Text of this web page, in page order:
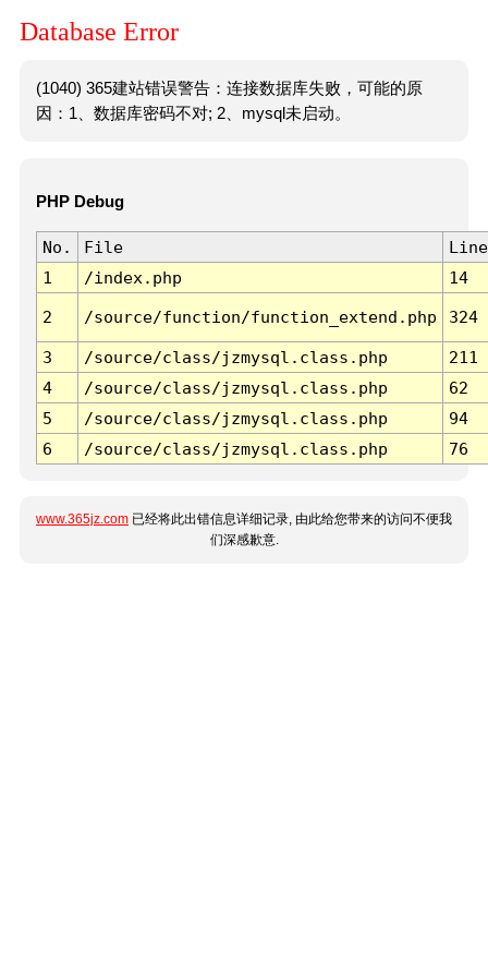
Database Error
(1040) 365建站错误警告：连接数据库失败，可能的原
因：1、数据库密码不对; 2、mysql未启动。
PHP Debug
No. File
Line
1
/index.php 14
2 /source/function/function_extend.php 324
3 /source/class/jzmysql.class.php
211
4
/source/class/jzmysql.class.php
62
5
/source/class/jzmysql.class.php
94
6
/source/class/jzmysql.class.php 76
www.365jz.com 已经将此出错信息详细记录, 由此给您带来的访问不便我
们深感歉意.